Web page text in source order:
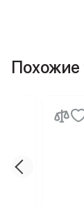
Похожие